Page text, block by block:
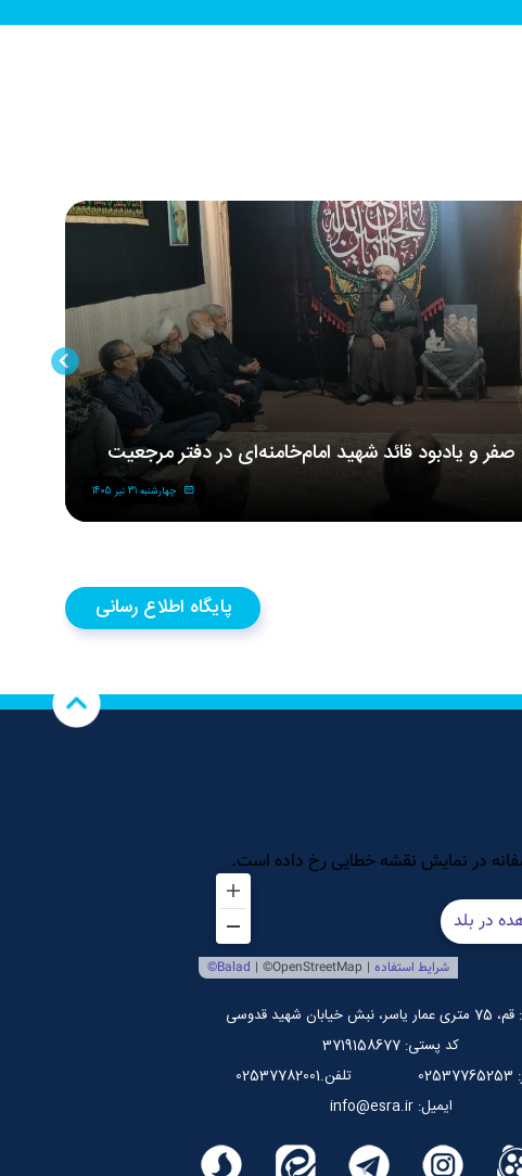
صفر و یادبود قائد شهید امام‌خامنه‌ای در دفتر مرجعیت
چهارشنبه 31 تیر 1405
پایگاه اطلاع رسانی
شهید قدوسی
کد پستی: 3719158677
تلفن.02537782001
ایمیل: info@esra.ir